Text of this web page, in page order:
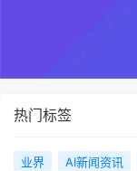
热门标签
业界 AI新闻资讯